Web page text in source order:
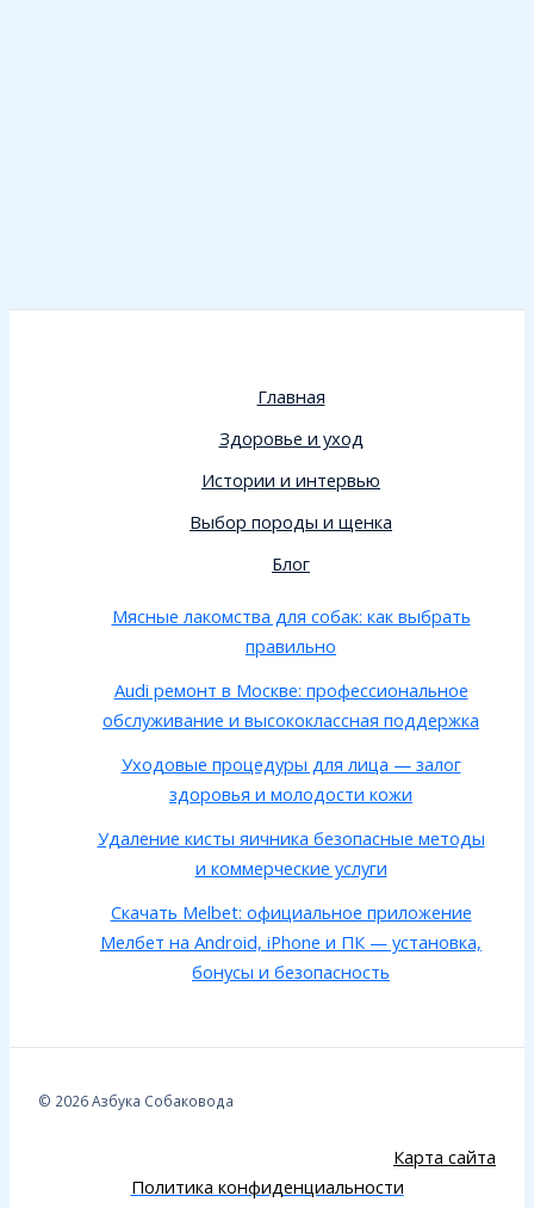
Главная
Здоровье и уход
Истории и интервью
Выбор породы и щенка
Блог
Мясные лакомства для собак: как выбрать
правильно
Audi ремонт в Москве: профессиональное
обслуживание и высококлассная поддержка
Уходовые процедуры для лица — залог
здоровья и молодости кожи
Удаление кисты яичника безопасные методы
и коммерческие услуги
Скачать Melbet: официальное приложение
Мелбет на Android, iPhone и ПК — установка,
бонусы и безопасность
© 2026 Азбука Собаковода
Карта сайта
Политика конфиденциальности